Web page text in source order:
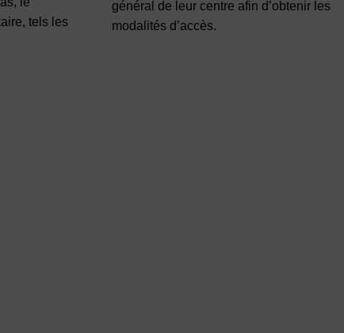
tels les
général de leur centre afin d’obtenir les
modalités d’accès.